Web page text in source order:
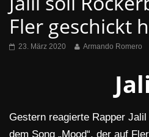
Fler geschickt
23. März 2020 Armando Romero
Gestern reagierte Rapper
dem Song „Mood“, der auf